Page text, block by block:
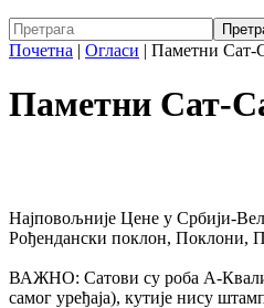
Почетна | Огласи | Паметни Сат-
Паметни Сат-
Најповољније Цене у Србији-
Рођендански поклон, Поклони,
ВАЖНО: Сатови су роба А-
самог уређаја), кутије нису